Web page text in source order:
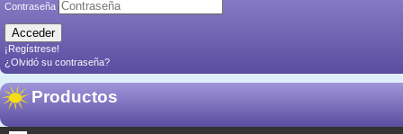
Contraseña
¡Regístrese!
¿Olvidó su contraseña?
Productos